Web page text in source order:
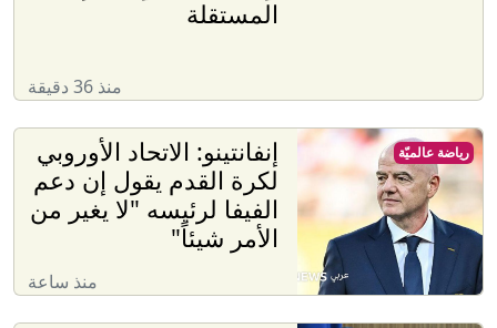
المستقلة
منذ 36 دقيقة
إنفانتينو: الاتحاد الأوروبي
لكرة القدم يقول إن دعم
الفيفا لرئيسه "لا يغير من
الأمر شيئاً"
منذ ساعة
رياضة عالميّة